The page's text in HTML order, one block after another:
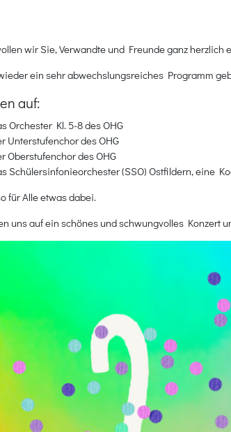
wir Sie, Verwandte und Freunde ganz herzlich
ein sehr abwechslungsreiches Programm
auf:
Orchester Kl. 5-8 des OHG
Unterstufenchor des OHG
Oberstufenchor des OHG
Schülersinfonieorchester (SSO) Ostfildern, eine
für Alle etwas dabei.
uns auf ein schönes und schwungvolles Konzert